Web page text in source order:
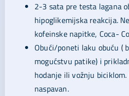
2-3 sata pre testa lagana
hipoglikemijska reakcija.
kofeinske napitke, Coca-
Obući/poneti laku obuću (
mogućstvu patike) i
hodanje ili vožnju biciklom.
naspavan.